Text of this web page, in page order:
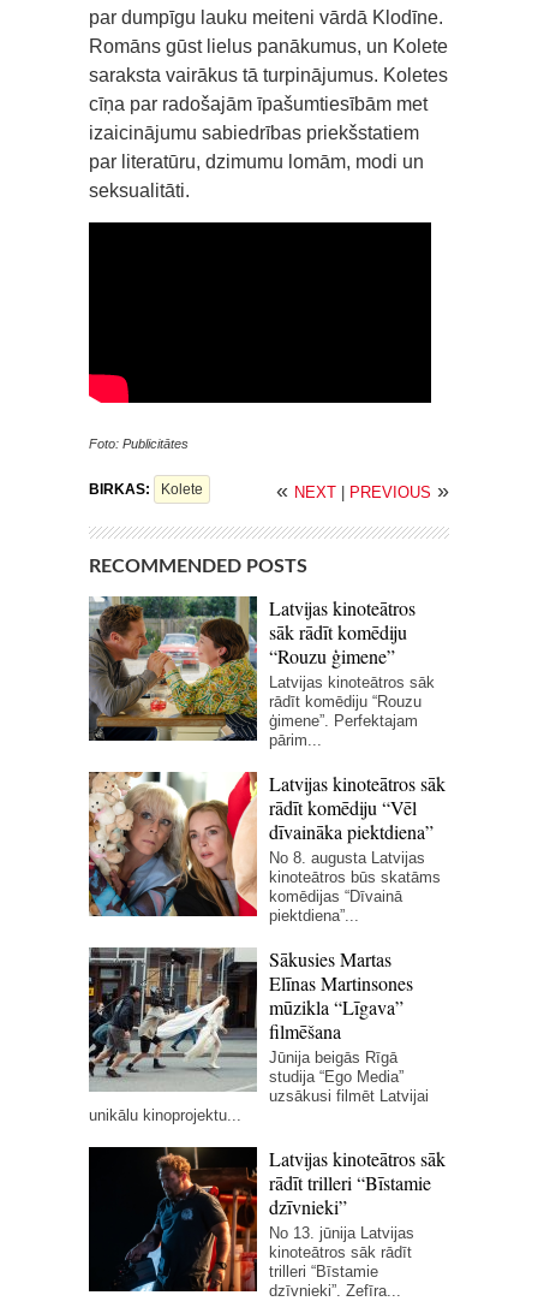
par dumpīgu lauku meiteni vārdā Klodīne.
Romāns gūst lielus panākumus, un Kolete
saraksta vairākus tā turpinājumus. Koletes
cīņa par radošajām īpašumtiesībām met
izaicinājumu sabiedrības priekšstatiem
par literatūru, dzimumu lomām, modi un
seksualitāti.
Foto: Publicitātes
BIRKAS: Kolete « NEXT PREVIOUS »
RECOMMENDED POSTS
Latvijas kinoteātros
sāk rādīt komēdiju
“Rouzu ģimene”
Latvijas kinoteātros sāk
rādīt komēdiju “Rouzu
ģimene”. Perfektajam
pārim...
Latvijas kinoteātros sāk
rādīt komēdiju “Vēl
dīvaināka piektdiena”
No 8. augusta Latvijas
kinoteātros būs skatāms
komēdijas “Dīvainā
piektdiena”...
Sākusies Martas
Elīnas Martinsones
mūzikla “Līgava”
filmēšana
Jūnija beigās Rīgā
studija “Ego Media”
uzsākusi filmēt Latvijai
unikālu kinoprojektu...
Latvijas kinoteātros sāk
rādīt trilleri “Bīstamie
dzīvnieki”
No 13. jūnija Latvijas
kinoteātros sāk rādīt
trilleri “Bīstamie
dzīvnieki”. Zefīra...